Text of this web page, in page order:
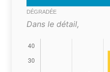
DÉGRADÉE
Dans le détail,